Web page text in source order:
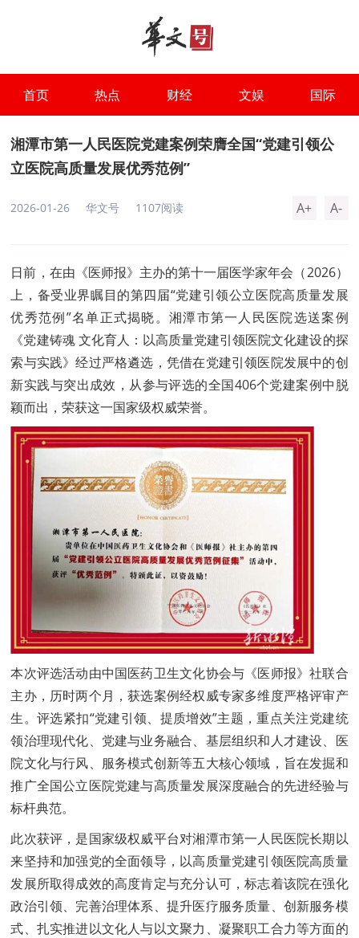
首页 热点 财经 文娱 国际
湘潭市第一人民医院党建案例荣膺全国“党建引领公
立医院高质量发展优秀范例”
2026-01-26 华文号 1107阅读 A+ A-
日前，在由《医师报》主办的第十一届医学家年会（2026）
上，备受业界瞩目的第四届“党建引领公立医院高质量发展
优秀范例”名单正式揭晓。湘潭市第一人民医院选送案例
《党建铸魂 文化育人：以高质量党建引领医院文化建设的探
索与实践》经过严格遴选，凭借在党建引领医院发展中的创
新实践与突出成效，从参与评选的全国406个党建案例中脱
颖而出，荣获这一国家级权威荣誉。
本次评选活动由中国医药卫生文化协会与《医师报》社联合
主办，历时两个月，获选案例经权威专家多维度严格评审产
生。评选紧扣“党建引领、提质增效”主题，重点关注党建统
领治理现代化、党建与业务融合、基层组织和人才建设、医
院文化与行风、服务模式创新等五大核心领域，旨在发掘和
推广全国公立医院党建与高质量发展深度融合的先进经验与
标杆典范。
此次获评，是国家级权威平台对湘潭市第一人民医院长期以
来坚持和加强党的全面领导，以高质量党建引领医院高质量
发展所取得成效的高度肯定与充分认可，标志着该院在强化
政治引领、完善治理体系、提升医疗服务质量、创新服务模
式、扎实推进以文化人与以文聚力、凝聚职工合力等方面的